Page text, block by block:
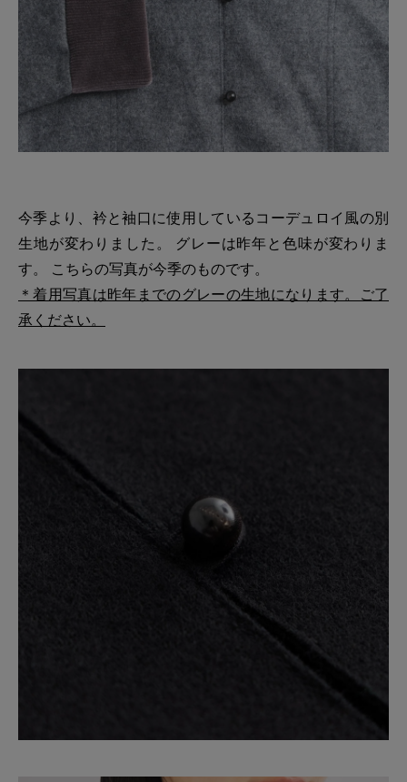
今季より、衿と袖口に使用しているコーデュロイ風の別
生地が変わりました。 グレーは昨年と色味が変わりま
す。 こちらの写真が今季のものです。
＊着用写真は昨年までのグレーの生地になります。ご了
承ください。